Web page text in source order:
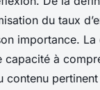
du taux
importance.
capacité à
contenu